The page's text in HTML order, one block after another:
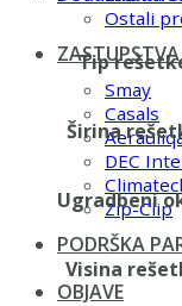
Ostali
ZASTUPSTVA
Smay
Casals
DEC
Zip-Clip
PODRŠKA
OBJAVE
Tip
Širina
Ugradbeni
Visina